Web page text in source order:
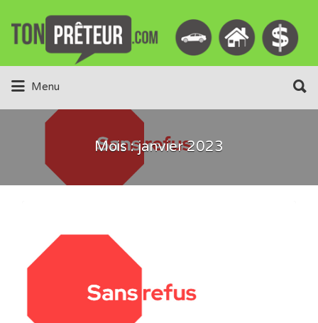
Rechercher:
Menu
Mois :janvier 2023